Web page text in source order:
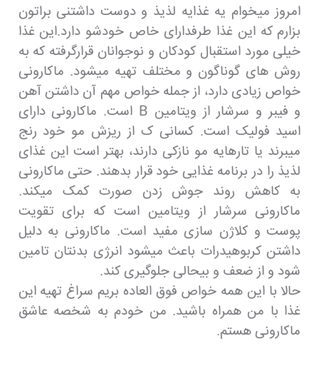
امروز میخوام یه غذایه لذیذ و دوست داشتنی براتون
بزارم که این غذا طرفدارای خاص خودشو دارد.این غذا
خیلی مورد استقبال کودکان و نوجوانان قرارگرفته که به
روش های گوناگون و مختلف تهیه میشود. ماکارونی
خواص زیادی دارد، از جمله خواص مهم آن داشتن آهن
و فیبر و سرشار از ویتامین B است. ماکارونی دارای
اسید فولیک است. کسانی ک از ریزش مو خود رنج
میبرند یا تارهایه مو نازکی دارند، بهتر است این غذای
لذیذ را در برنامه غذایی خود قرار بدهند. حتی ماکارونی
به کاهش روند جوش زدن صورت کمک میکند.
ماکارونی سرشار از ویتامین است که برای تقویت
پوست و کلاژن سازی مفید است. ماکارونی به دلیل
داشتن کربوهیدرات باعث میشود انرژی بدنتان تامین
شود و از ضعف و بیحالی جلوگیری کند.
حالا با این همه خواص فوق العاده بریم سراغ تهیه این
غذا با من همراه باشید. من خودم به شخصه عاشق
ماکارونی هستم.